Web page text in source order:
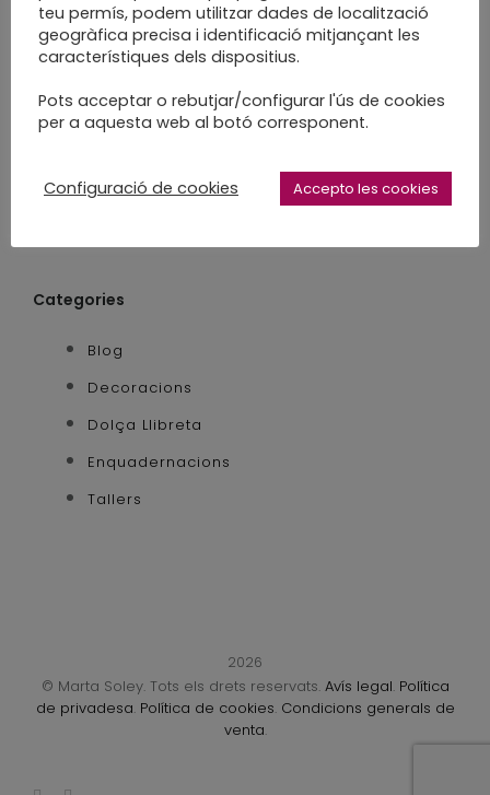
Entrades recents
Escriure per ser més lliure
Pel setembre tothom sembra
Categories
Blog
Decoracions
Dolça Llibreta
Enquadernacions
Tallers
2026
© Marta Soley. Tots els drets reservats. Avís legal. Política
de privadesa. Política de cookies. Condicions generals de
venta.
teu permís, podem utilitzar dades de localització
geogràfica precisa i identificació mitjançant les
característiques dels dispositius.
Pots acceptar o rebutjar/configurar l'ús de cookies
per a aquesta web al botó corresponent.
Configuració de cookies Accepto les cookies